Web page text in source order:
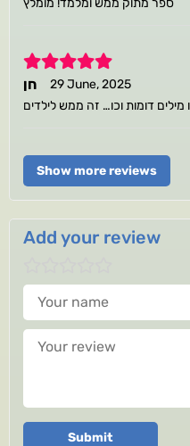
5
חן
29 June, 2025
Show more reviews
Add your review
Your name
Your review
Submit